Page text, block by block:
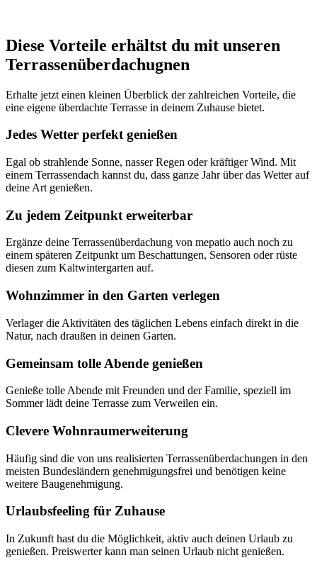
Diese Vorteile erhältst du mit unseren
Terrassenüberdachugnen
Erhalte jetzt einen kleinen Überblick der zahlreichen Vorteile, die
eine eigene überdachte Terrasse in deinem Zuhause bietet.
Jedes Wetter perfekt genießen
Egal ob strahlende Sonne, nasser Regen oder kräftiger Wind. Mit
einem Terrassendach kannst du, dass ganze Jahr über das Wetter auf
deine Art genießen.
Zu jedem Zeitpunkt erweiterbar
Ergänze deine Terrassenüberdachung von mepatio auch noch zu
einem späteren Zeitpunkt um Beschattungen, Sensoren oder rüste
diesen zum Kaltwintergarten auf.
Wohnzimmer in den Garten verlegen
Verlager die Aktivitäten des täglichen Lebens einfach direkt in die
Natur, nach draußen in deinen Garten.
Gemeinsam tolle Abende genießen
Genieße tolle Abende mit Freunden und der Familie, speziell im
Sommer lädt deine Terrasse zum Verweilen ein.
Clevere Wohnraumerweiterung
Häufig sind die von uns realisierten Terrassenüberdachungen in den
meisten Bundesländern genehmigungsfrei und benötigen keine
weitere Baugenehmigung.
Urlaubsfeeling für Zuhause
In Zukunft hast du die Möglichkeit, aktiv auch deinen Urlaub zu
genießen. Preiswerter kann man seinen Urlaub nicht genießen.